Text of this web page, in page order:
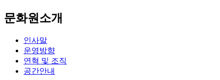
문화원소개
인사말
운영방향
연혁 및 조직
공간안내